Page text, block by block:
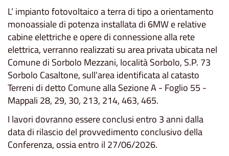
L’ impianto fotovoltaico a terra di tipo a orientamento
monoassiale di potenza installata di 6MW e relative
cabine elettriche e opere di connessione alla rete
elettrica, verranno realizzati su area privata ubicata nel
Comune di Sorbolo Mezzani, località Sorbolo, S.P. 73
Sorbolo Casaltone, sull’area identificata al catasto
Terreni di detto Comune alla Sezione A - Foglio 55 -
Mappali 28, 29, 30, 213, 214, 463, 465.
I lavori dovranno essere conclusi entro 3 anni dalla
data di rilascio del provvedimento conclusivo della
Conferenza, ossia entro il 27/06/2026.